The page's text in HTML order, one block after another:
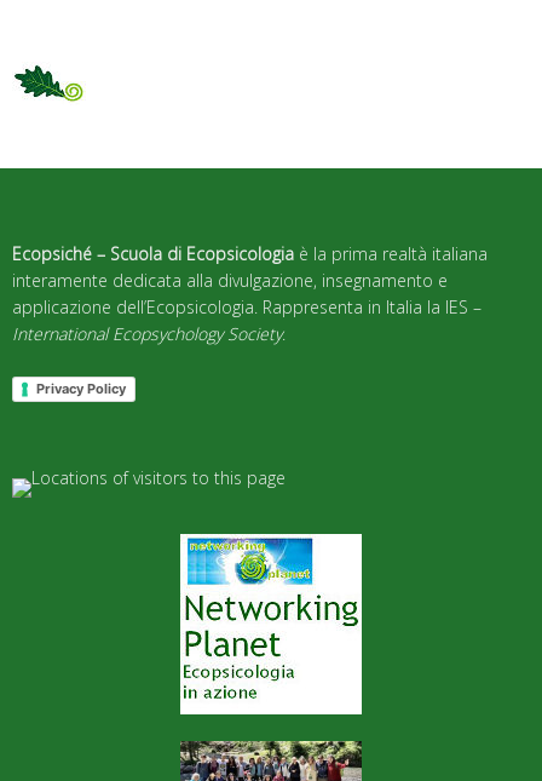
Ecopsiché – Scuola di Ecopsicologia è la prima realtà italiana
interamente dedicata alla divulgazione, insegnamento e
applicazione dell’Ecopsicologia. Rappresenta in Italia la IES –
International Ecopsychology Society.
Privacy Policy